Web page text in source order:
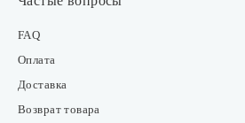
FAQ
Оплата
Доставка
Возврат товара